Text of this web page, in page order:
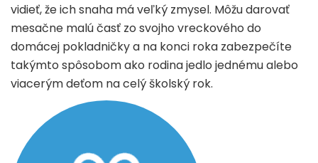
vidieť, že ich snaha má veľký zmysel. Môžu darovať
mesačne malú časť zo svojho vreckového do
domácej pokladničky a na konci roka zabezpečíte
takýmto spôsobom ako rodina jedlo jednému alebo
viacerým deťom na celý školský rok.